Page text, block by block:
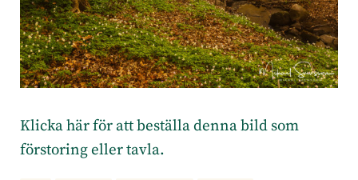
Klicka här för att beställa denna bild som
förstoring eller tavla.